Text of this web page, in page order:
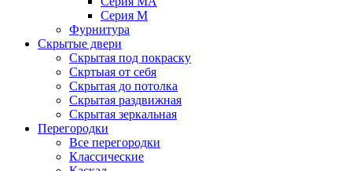
Серия M
Фурнитура
Скрытые двери
Скрытая под покраску
Скртыая от себя
Скрытая до потолка
Скрытая раздвижная
Скрытая зеркальная
Перегородки
Все перегородки
Классические